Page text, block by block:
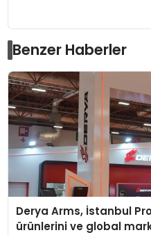
Benzer Haberler
Derya Arms, İstanbul
ürünlerini ve global